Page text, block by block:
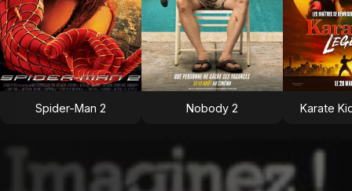
Spider-Man 2 Nobody 2 Karate